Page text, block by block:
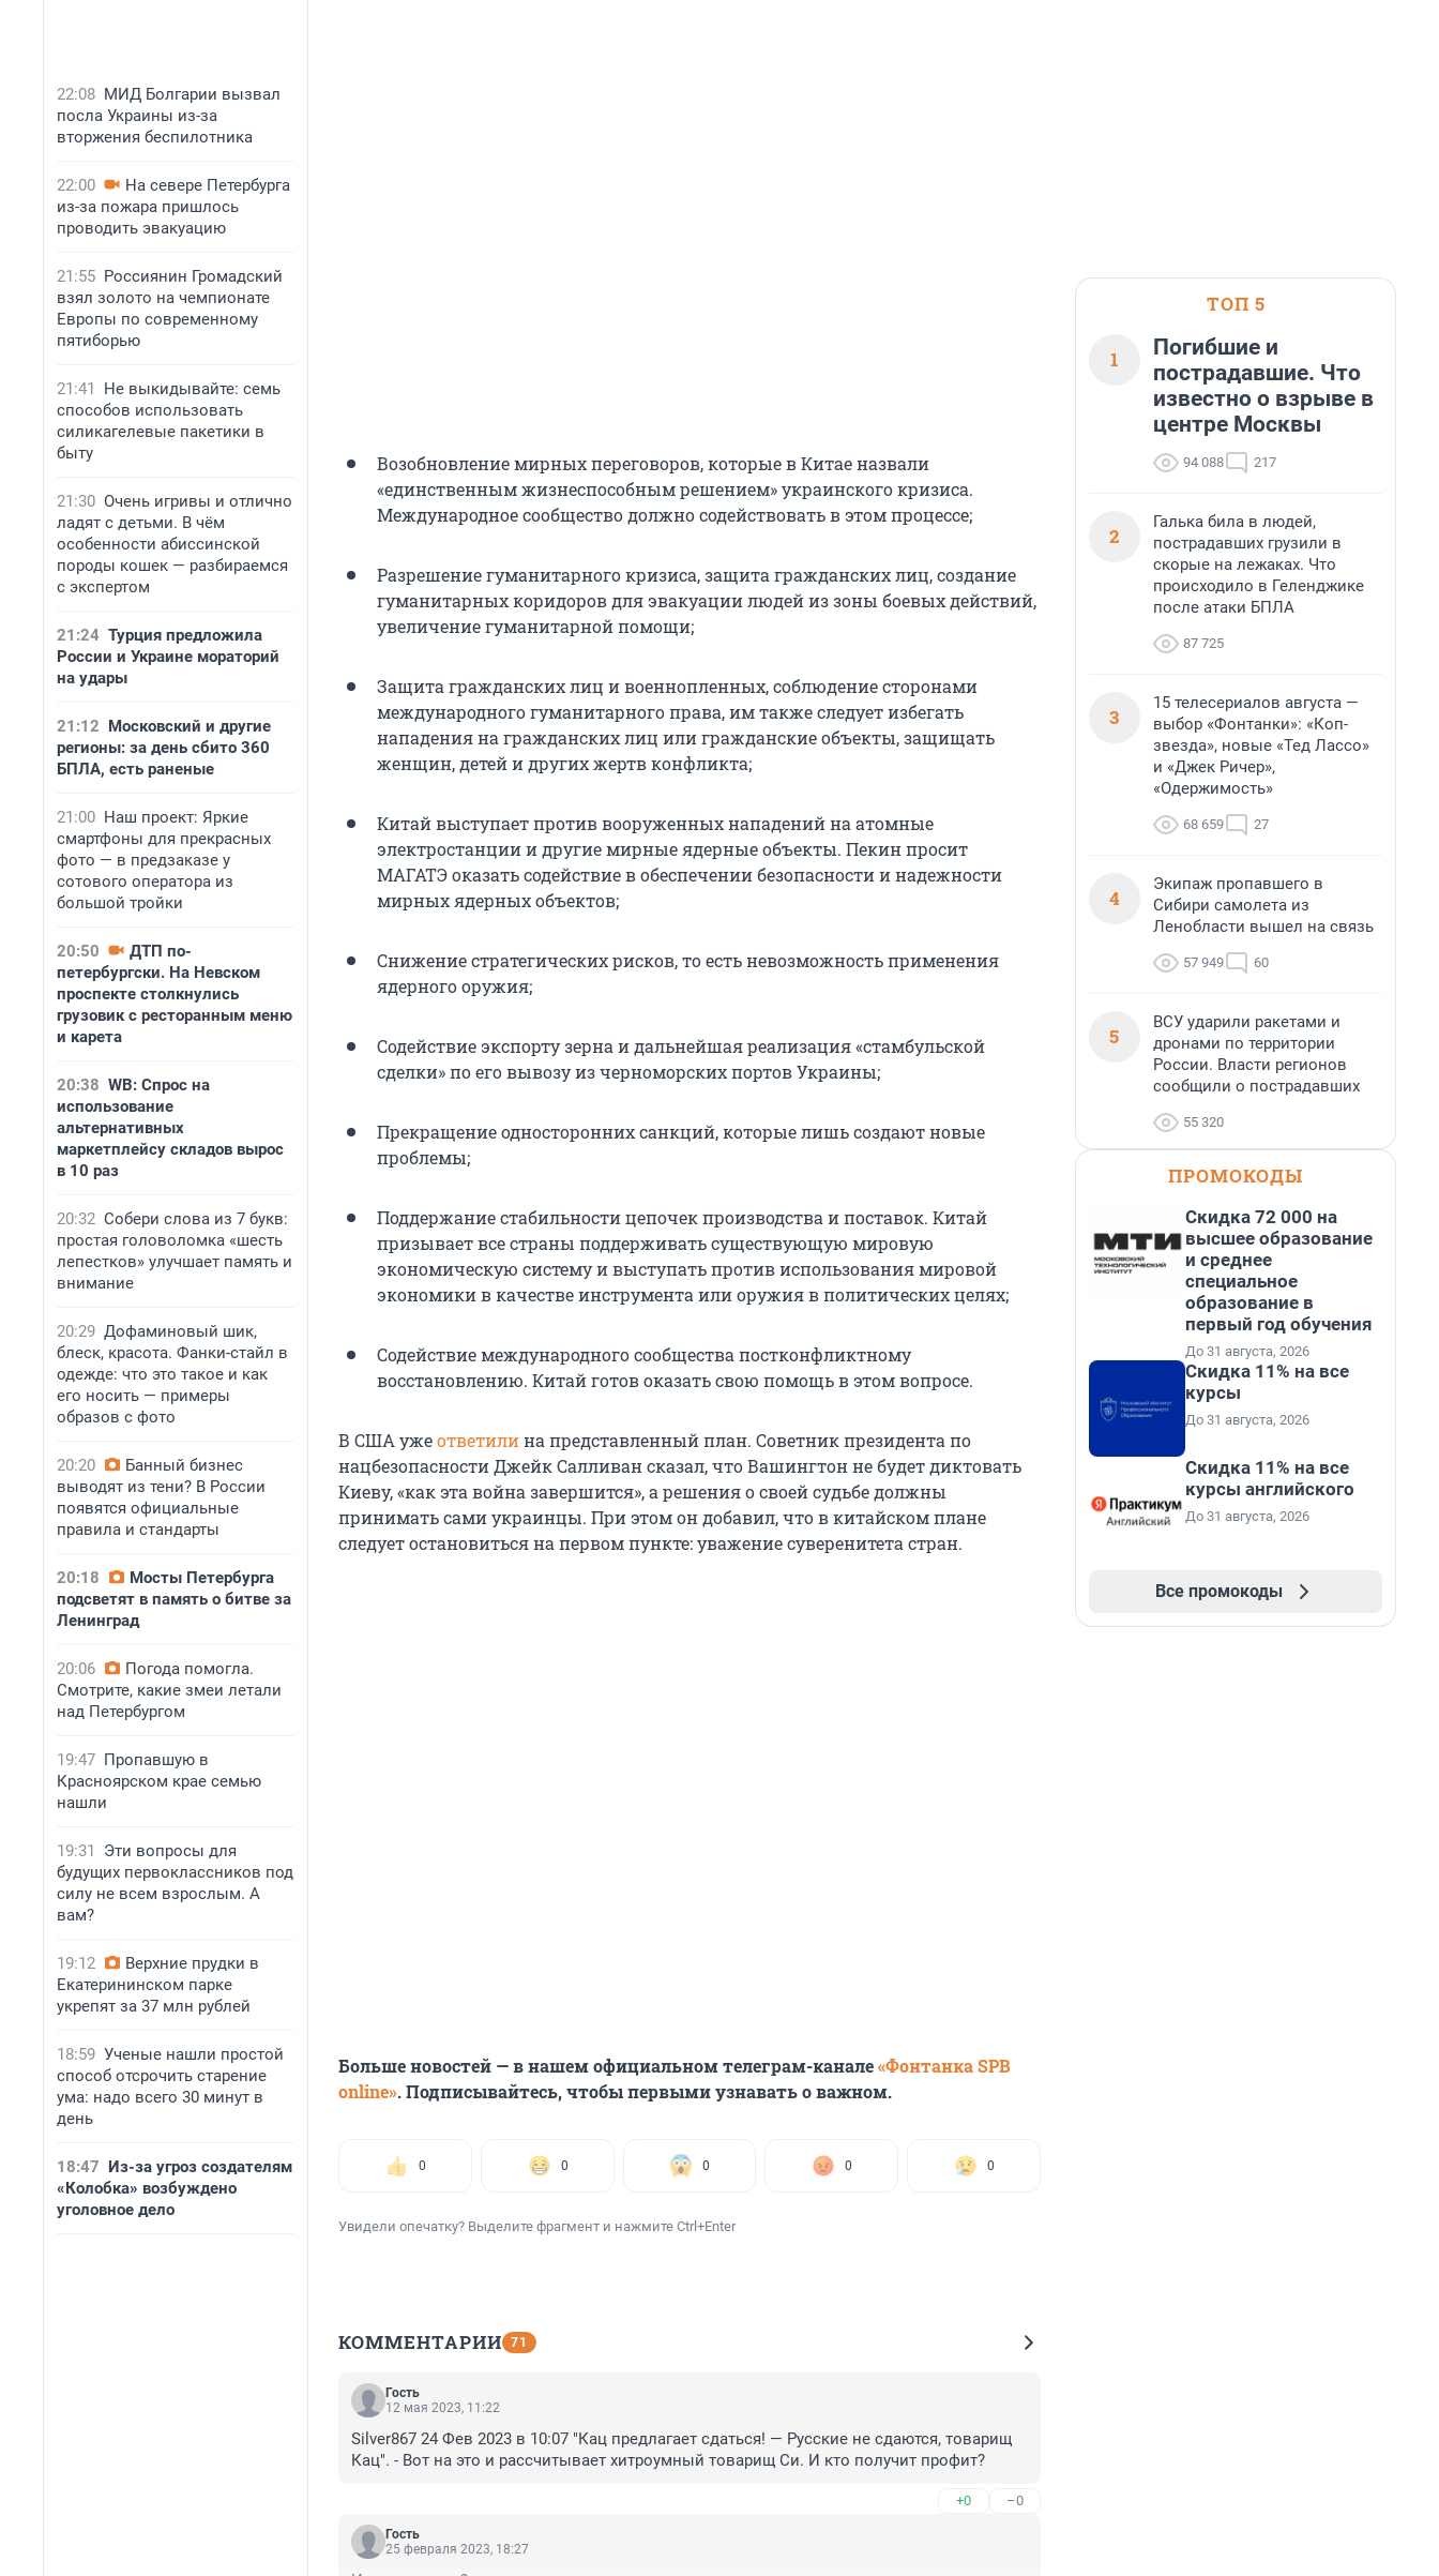
22:08 МИД Болгарии вызвал
посла Украины из-за
вторжения беспилотника
22:00
На севере Петербурга
из-за пожара пришлось
проводить эвакуацию
21:55 Россиянин Громадский
взял золото на чемпионате
Европы по современному
пятиборью
21:41
Не выкидывайте: семь
способов использовать
силикагелевые пакетики в
быту
21:30 Очень игривы и отлично
ладят с детьми. В чём
особенности абиссинской
породы кошек — разбираемся
с экспертом
21:24 Турция предложила
России и Украине мораторий
на удары
21:12 Московский и другие
регионы: за день сбито 360
БПЛА, есть раненые
21:00 Наш проект: Яркие
смартфоны для прекрасных
фото — в предзаказе у
сотового оператора из
большой тройки
20:50
ДТП по-
петербургски. На Невском
проспекте столкнулись
грузовик с ресторанным меню
и карета
20:38 WB: Спрос на
использование
альтернативных
маркетплейсу складов вырос
в 10 раз
20:32 Собери слова из 7 букв:
простая головоломка «шесть
лепестков» улучшает память и
внимание
20:29 Дофаминовый шик,
блеск, красота. Фанки-стайл в
одежде: что это такое и как
его носить — примеры
образов с фото
20:20
Банный бизнес
выводят из тени? В России
появятся официальные
правила и стандарты
20:18
Мосты Петербурга
подсветят в память о битве за
Ленинград
20:06
Погода помогла.
Смотрите, какие змеи летали
над Петербургом
19:47 Пропавшую в
Красноярском крае семью
нашли
19:31
Эти вопросы для
будущих первоклассников под
силу не всем взрослым. А
вам?
19:12
Верхние прудки в
Екатерининском парке
укрепят за 37 млн рублей
18:59 Ученые нашли простой
способ отсрочить старение
ума: надо всего 30 минут в
день
18:47 Из-за угроз создателям
«Колобка» возбуждено
уголовное дело
Возобновление мирных переговоров, которые в Китае назвали
«единственным жизнеспособным решением» украинского кризиса.
Международное сообщество должно содействовать в этом процессе;
Разрешение гуманитарного кризиса, защита гражданских лиц, создание
гуманитарных коридоров для эвакуации людей из зоны боевых действий,
увеличение гуманитарной помощи;
Защита гражданских лиц и военнопленных, соблюдение сторонами
международного гуманитарного права, им также следует избегать
нападения на гражданских лиц или гражданские объекты, защищать
женщин, детей и других жертв конфликта;
Китай выступает против вооруженных нападений на атомные
электростанции и другие мирные ядерные объекты. Пекин просит
МАГАТЭ оказать содействие в обеспечении безопасности и надежности
мирных ядерных объектов;
Снижение стратегических рисков, то есть невозможность применения
ядерного оружия;
Содействие экспорту зерна и дальнейшая реализация «стамбульской
сделки» по его вывозу из черноморских портов Украины;
Прекращение односторонних санкций, которые лишь создают новые
проблемы;
Поддержание стабильности цепочек производства и поставок. Китай
призывает все страны поддерживать существующую мировую
экономическую систему и выступать против использования мировой
экономики в качестве инструмента или оружия в политических целях;
Содействие международного сообщества постконфликтному
восстановлению. Китай готов оказать свою помощь в этом вопросе.
В США ужеответилина представленный план. Советник президента по
нацбезопасности Джейк Салливан сказал, что Вашингтон не будет диктовать
Киеву, «как эта война завершится», а решения о своей судьбе должны
принимать сами украинцы. При этом он добавил, что в китайском плане
следует остановиться на первом пункте: уважение суверенитета стран.
Больше новостей — в нашем официальном телеграм-канале«Фонтанка SPB
online». Подписывайтесь, чтобы первыми узнавать о важном.
0 0 0 0 0
Увидели опечатку? Выделите фрагмент и нажмите Ctrl+Enter
КОММЕНТАРИИ 71
Гость
12 мая 2023, 11:22
Silver867 24 Фев 2023 в 10:07 "Кац предлагает сдаться! — Русские не сдаются, товарищ
Кац". - Вот на это и рассчитывает хитроумный товарищ Си. И кто получит профит?
+0 –0
Гость
25 февраля 2023, 18:27
ТОП 5
1
Погибшие и
пострадавшие. Что
известно о взрыве в
центре Москвы
94 088 217
2
Галька била в людей,
пострадавших грузили в
скорые на лежаках. Что
происходило в Геленджике
после атаки БПЛА
87 725
3
15 телесериалов августа —
выбор «Фонтанки»: «Коп-
звезда», новые «Тед Лассо»
и «Джек Ричер»,
«Одержимость»
68 659 27
4
Экипаж пропавшего в
Сибири самолета из
Ленобласти вышел на связь
57 949 60
5
ВСУ ударили ракетами и
дронами по территории
России. Власти регионов
сообщили о пострадавших
55 320
ПРОМОКОДЫ
Скидка 72 000 на
высшее образование
и среднее
специальное
образование в
первый год обучения
До 31 августа, 2026
Скидка 11% на все
курсы
До 31 августа, 2026
Скидка 11% на все
курсы английского
До 31 августа, 2026
Все промокоды